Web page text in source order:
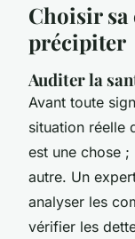
Choisir sa
précipiter
Auditer la
Avant toute
situation réelle
est une chose ;
autre. Un
analyser les
vérifier les